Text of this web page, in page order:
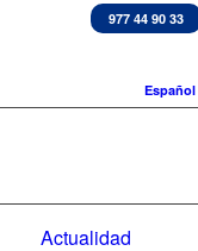
977 44 90 33
Español
Actualidad